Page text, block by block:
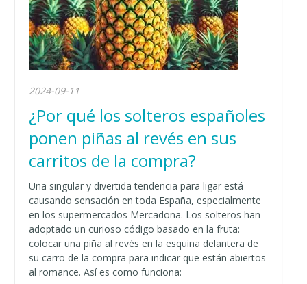
2024-09-11
¿Por qué los solteros españoles
ponen piñas al revés en sus
carritos de la compra?
Una singular y divertida tendencia para ligar está
causando sensación en toda España, especialmente
en los supermercados Mercadona. Los solteros han
adoptado un curioso código basado en la fruta:
colocar una piña al revés en la esquina delantera de
su carro de la compra para indicar que están abiertos
al romance. Así es como funciona: